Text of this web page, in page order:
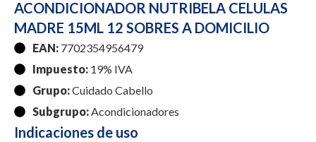
ACONDICIONADOR NUTRIBELA CELULAS
MADRE 15ML 12 SOBRES A DOMICILIO
EAN: 7702354956479
Impuesto: 19% IVA
Grupo:Cuidado Cabello
Subgrupo:Acondicionadores
Indicaciones de uso